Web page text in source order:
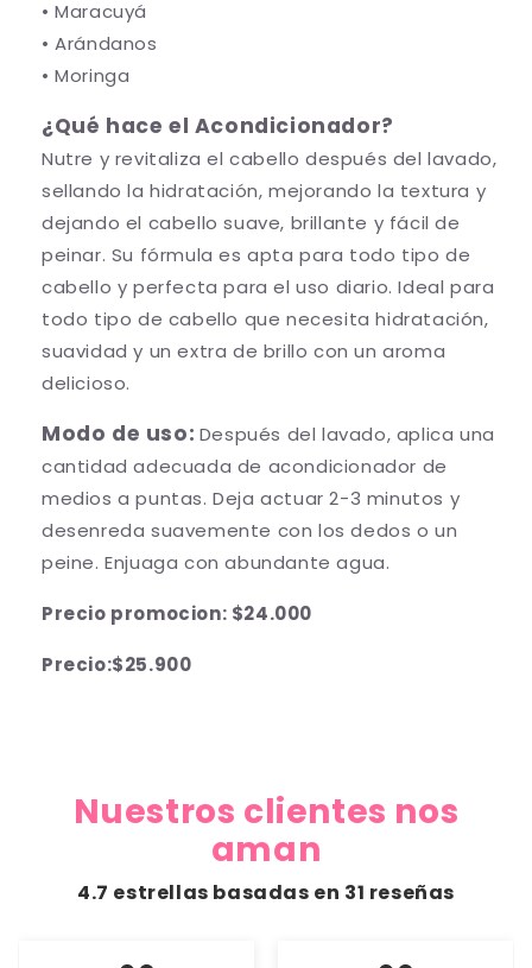
í
a
2
0
m
l
2
5
0
m
• Maracuyá
• Arándanos
• Moringa
¿Qué hace el Acondicionador?
Nutre y revitaliza el cabello después del lavado,
sellando la hidratación, mejorando la textura y
dejando el cabello suave, brillante y fácil de
peinar. Su fórmula es apta para todo tipo de
cabello y perfecta para el uso diario. Ideal para
todo tipo de cabello que necesita hidratación,
suavidad y un extra de brillo con un aroma
delicioso.
Modo de uso: Después del lavado, aplica una
cantidad adecuada de acondicionador de
medios a puntas. Deja actuar 2-3 minutos y
desenreda suavemente con los dedos o un
peine. Enjuaga con abundante agua.
Precio promocion: $24.000
Precio:$25.900
Nuestros clientes nos
aman
4.7 estrellas basadas en 31 reseñas